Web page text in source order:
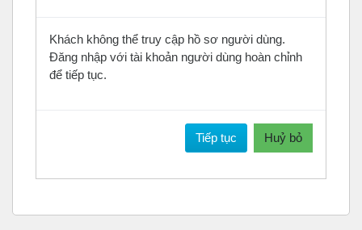
Khách không thể truy cập hồ sơ người dùng.
Đăng nhập với tài khoản người dùng hoàn chỉnh
để tiếp tục.
Tiếp tục Huỷ bỏ